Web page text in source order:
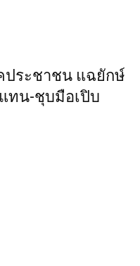
ประชาชน แฉยักษ์
ทน-ชุบมือเปิบ